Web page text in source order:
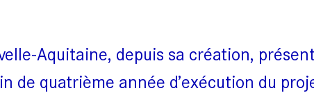
Aquitaine, depuis sa création,
de quatrième année d’exécution du